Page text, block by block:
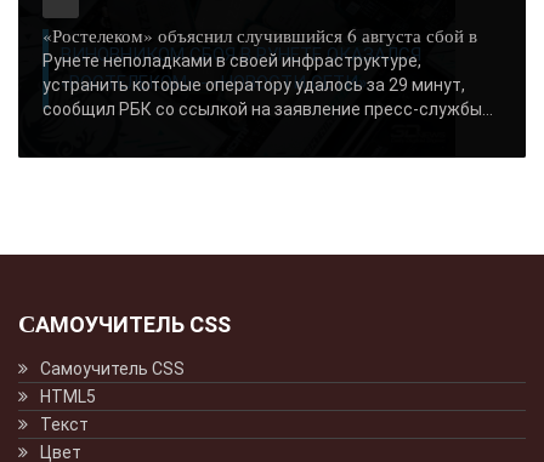
ВИНОВНИКОМ СБОЯ В РУНЕТЕ ОКАЗАЛСЯ
«РОСТЕЛЕКОМ» - «НОВОСТИ СЕТИ»..
«Ростелеком» объяснил случившийся 6 августа сбой в
Рунете неполадками в своей инфраструктуре,
устранить которые оператору удалось за 29 минут,
сообщил РБК со ссылкой на заявление пресс-службы...
САМОУЧИТЕЛЬ CSS
Самоучитель CSS
HTML5
Текст
Цвет